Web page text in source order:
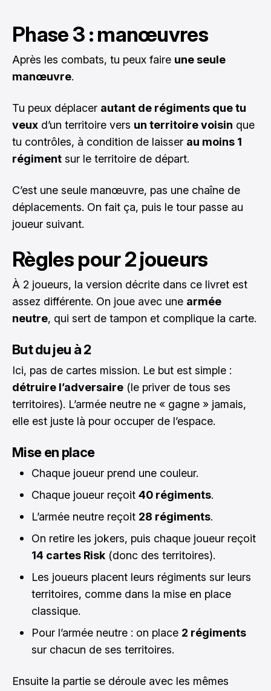
Phase 3 : manœuvres
Après les combats, tu peux faire une seule
manœuvre.
Tu peux déplacer autant de régiments que tu
veux d’un territoire vers un territoire voisin que
tu contrôles, à condition de laisser au moins 1
régiment sur le territoire de départ.
C’est une seule manœuvre, pas une chaîne de
déplacements. On fait ça, puis le tour passe au
joueur suivant.
Règles pour 2 joueurs
À 2 joueurs, la version décrite dans ce livret est
assez différente. On joue avec une armée
neutre, qui sert de tampon et complique la carte.
But du jeu à 2
Ici, pas de cartes mission. Le but est simple :
détruire l’adversaire (le priver de tous ses
territoires). L’armée neutre ne « gagne » jamais,
elle est juste là pour occuper de l’espace.
Mise en place
Chaque joueur prend une couleur.
Chaque joueur reçoit 40 régiments.
L’armée neutre reçoit 28 régiments.
On retire les jokers, puis chaque joueur reçoit
14 cartes Risk (donc des territoires).
Les joueurs placent leurs régiments sur leurs
territoires, comme dans la mise en place
classique.
Pour l’armée neutre : on place 2 régiments
sur chacun de ses territoires.
Ensuite la partie se déroule avec les mêmes